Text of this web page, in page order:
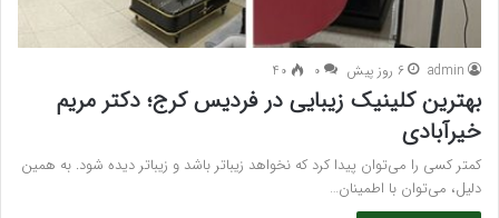
admin 6 روز پیش ۰ 40
بهترین کلینیک زیبایی در فردیس کرج؛ دکتر مریم
خیرآبادی
کمتر کسی را می‌توان پیدا کرد که نخواهد زیباتر باشد و زیباتر دیده شود. به همین
دلیل، می‌توان با اطمینان…